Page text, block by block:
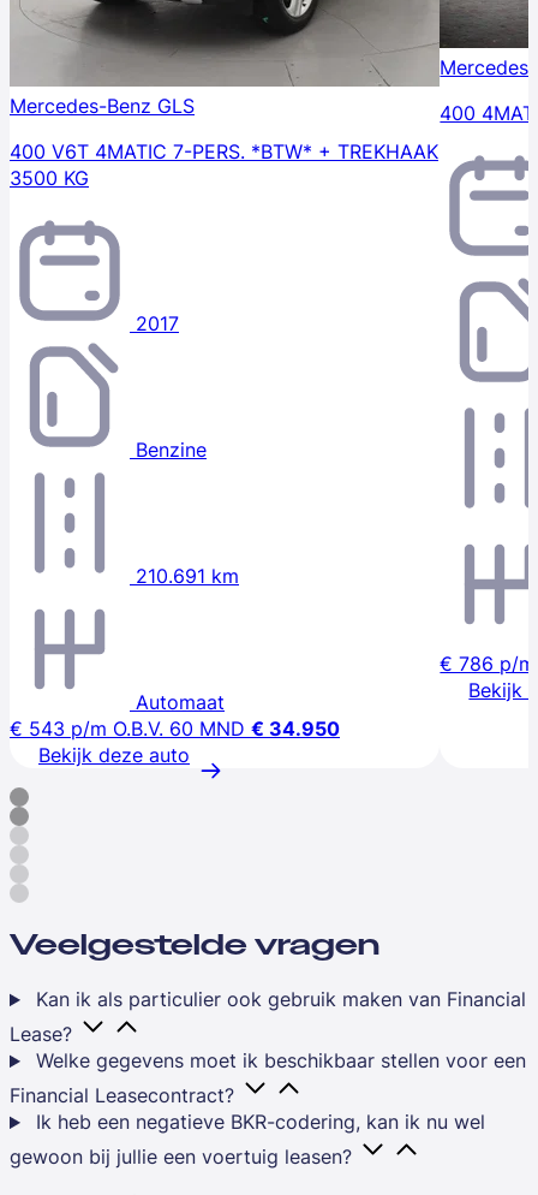
Mercedes-Benz GLS
400 V6T 4MATIC 7-PERS. *BTW* + TREKHAAK
3500 KG
2017
Benzine
210.691 km
Automaat
€ 543 p/m O.B.V. 60 MND € 34.950
Bekijk deze auto
400
€ 786 p/m
Bekijk
Veelgestelde vragen
Kan ik als particulier ook gebruik maken van Financial
Lease?
Welke gegevens moet ik beschikbaar stellen voor een
Financial Leasecontract?
Ik heb een negatieve BKR-codering, kan ik nu wel
gewoon bij jullie een voertuig leasen?